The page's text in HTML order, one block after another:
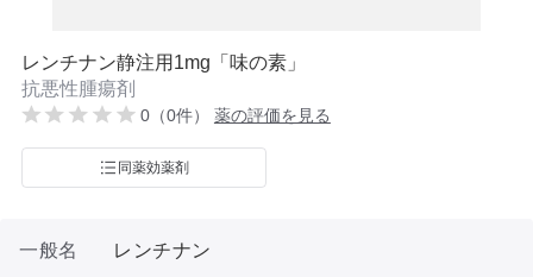
レンチナン静注用1mg「味の素」
抗悪性腫瘍剤
0（0件） 薬の評価を見る
同薬効薬剤
一般名
レンチナン